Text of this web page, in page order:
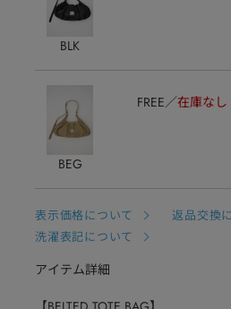
BLK
BEG
FREE 在庫なし
表示価格について 返品交換
洗濯表記について
アイテム詳細